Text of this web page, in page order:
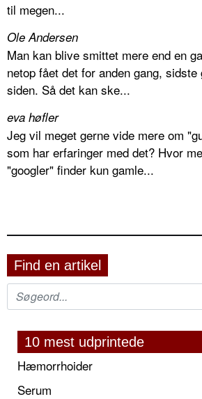
til megen...
Ole Andersen
Man kan blive smittet mere end en
netop fået det for anden gang,
siden. Så det kan ske...
eva høfler
Jeg vil meget gerne vide mere om
som har erfaringer med det? Hvor
"googler" finder kun gamle...
Find en artikel
10 mest udprintede
Hæmorrhoider
Serum